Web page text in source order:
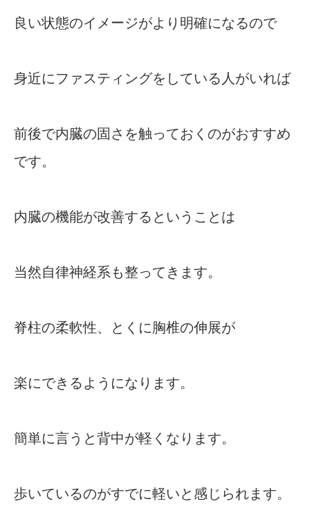
良い状態のイメージがより明確になるので
身近にファスティングをしている人がいれば
前後で内臓の固さを触っておくのがおすすめ
です。
内臓の機能が改善するということは
当然自律神経系も整ってきます。
脊柱の柔軟性、とくに胸椎の伸展が
楽にできるようになります。
簡単に言うと背中が軽くなります。
歩いているのがすでに軽いと感じられます。